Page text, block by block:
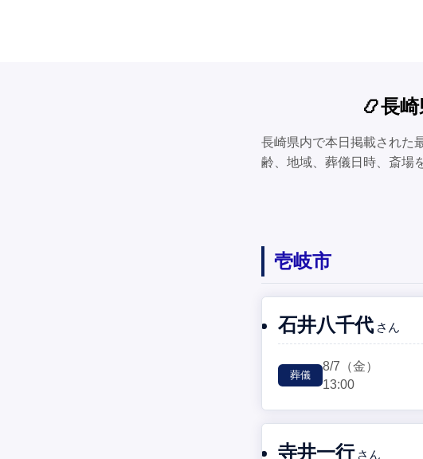
📿長
長崎県内で本日掲載された
齢、地域、葬儀日時、斎場
壱岐市
石井八千代 さん
葬儀
8/7 （金）
13:00
寺井一行 さん